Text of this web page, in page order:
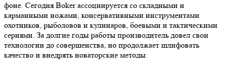
фоне. Сегодня Boker ассоциируется со складными и
карманными ножами, консервативными инструментами
охотников, рыболовов и кулинаров, боевыми и тактическими
сериями. За долгие годы работы производитель довел свои
технологии до совершенства, но продолжает шлифовать
качество и внедрять новаторские методы.